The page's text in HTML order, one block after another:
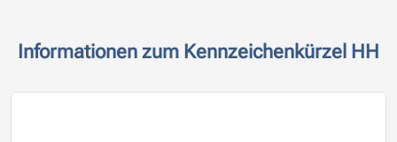
Informationen zum Kennzeichenkürzel HH